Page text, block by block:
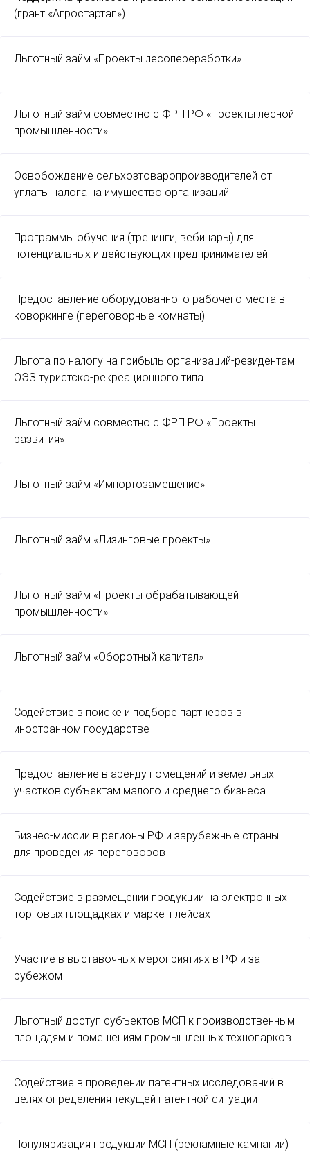
(грант «Агростартап»)
Льготный займ «Проекты лесопереработки»
Льготный займ совместно с ФРП РФ «Проекты лесной
промышленности»
Освобождение сельхозтоваропроизводителей от
уплаты налога на имущество организаций
Программы обучения (тренинги, вебинары) для
потенциальных и действующих предпринимателей
Предоставление оборудованного рабочего места в
коворкинге (переговорные комнаты)
Льгота по налогу на прибыль организаций-резидентам
ОЭЗ туристско-рекреационного типа
Льготный займ совместно с ФРП РФ «Проекты
развития»
Льготный займ «Импортозамещение»
Льготный займ «Лизинговые проекты»
Льготный займ «Проекты обрабатывающей
промышленности»
Льготный займ «Оборотный капитал»
Содействие в поиске и подборе партнеров в
иностранном государстве
Предоставление в аренду помещений и земельных
участков субъектам малого и среднего бизнеса
Бизнес-миссии в регионы РФ и зарубежные страны
для проведения переговоров
Содействие в размещении продукции на электронных
торговых площадках и маркетплейсах
Участие в выставочных мероприятиях в РФ и за
рубежом
Льготный доступ субъектов МСП к производственным
площадям и помещениям промышленных технопарков
Содействие в проведении патентных исследований в
целях определения текущей патентной ситуации
Популяризация продукции МСП (рекламные кампании)